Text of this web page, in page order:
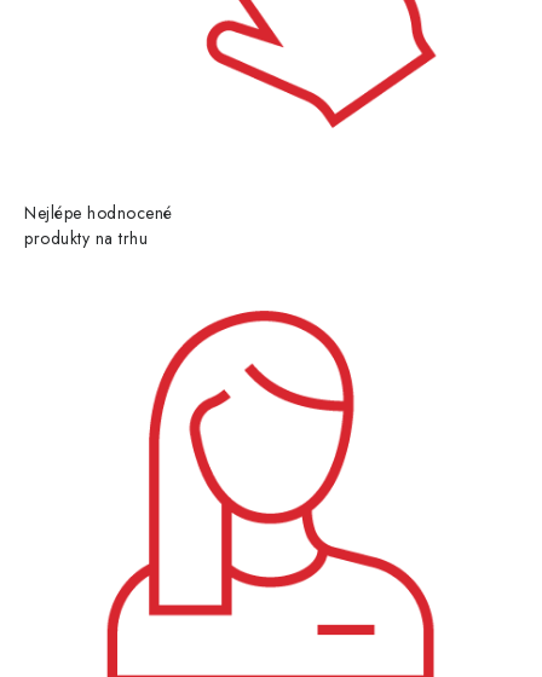
Nejlépe hodnocené
produkty na trhu